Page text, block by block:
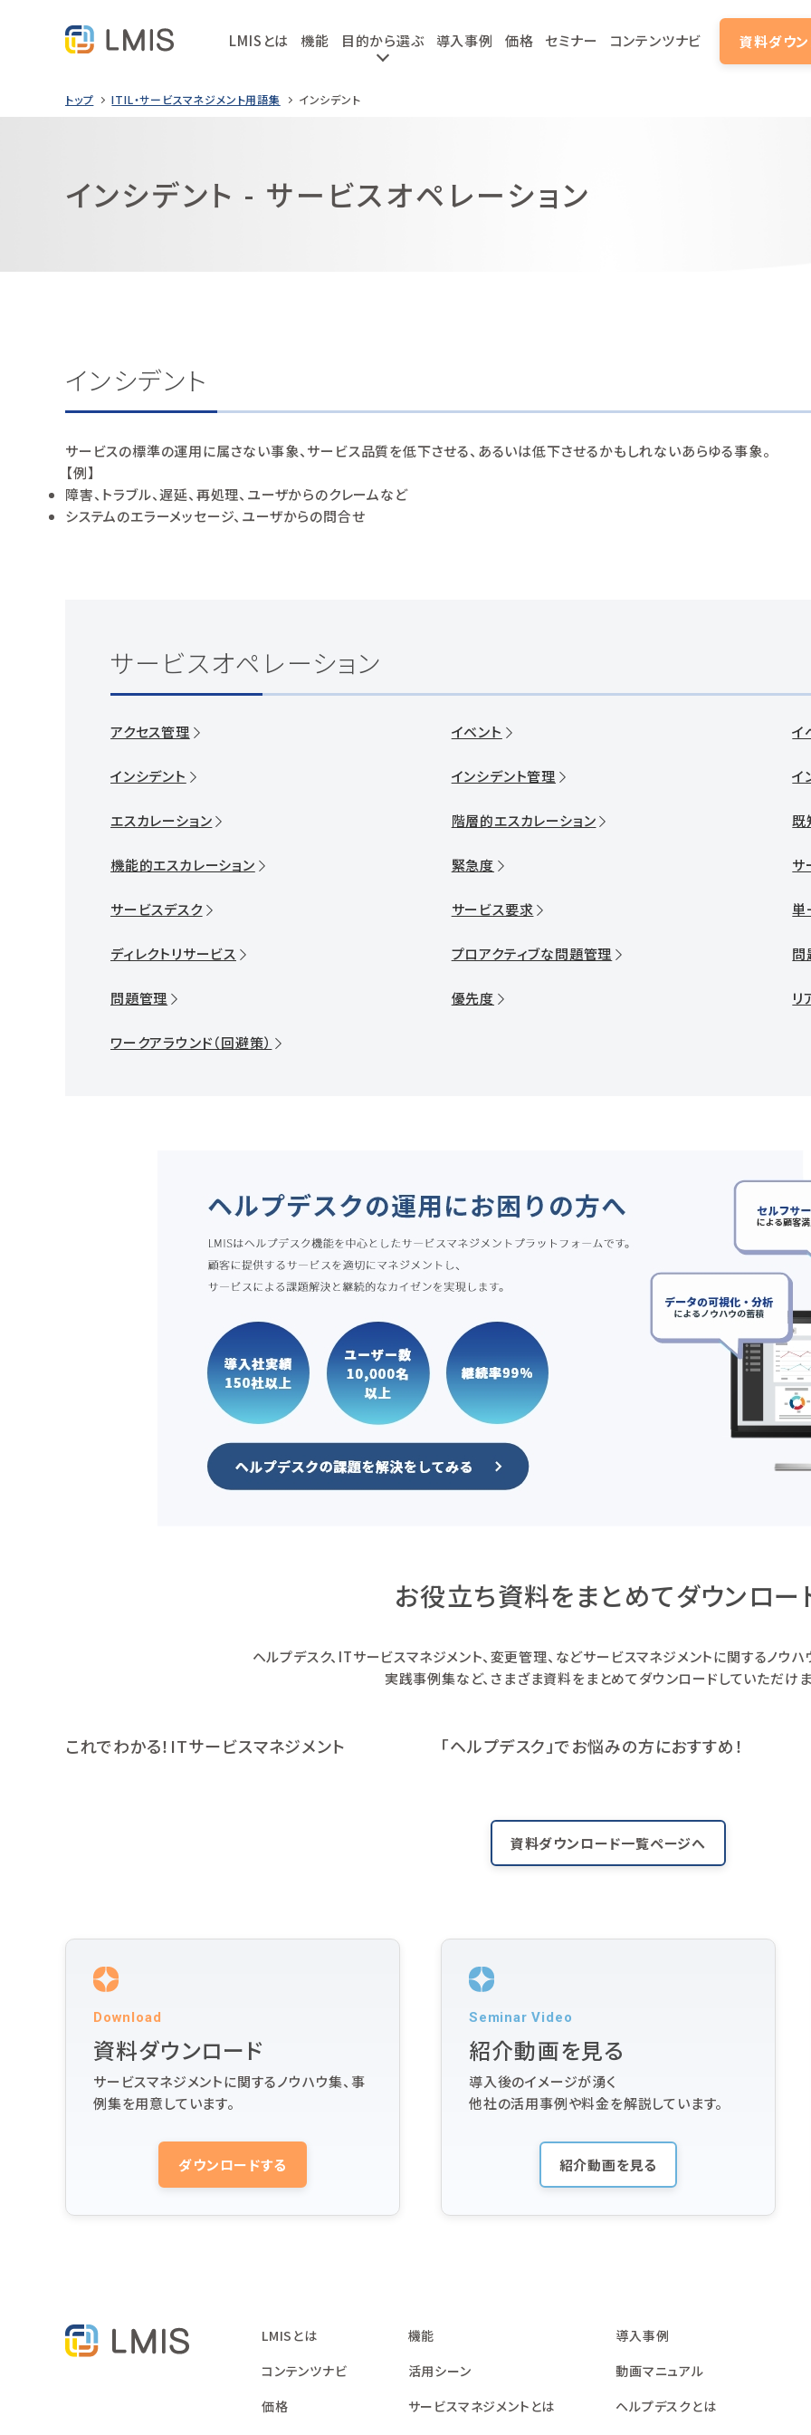
LMISとは 機能 目的から選ぶ 導入事例 価格 セミナー コンテンツナビ 資料ダウ
トップ ITIL・サービスマネジメント用語集 インシデント
インシデント - サービスオペレーション
インシデント
サービスの標準の運用に属さない事象、サービス品質を低下させる、あるいは低下させるかもしれないあらゆる事象。
【例】
障害、トラブル、遅延、再処理、ユーザからのクレームなど
システムのエラーメッセージ、ユーザからの問合せ
サービスオペレーション
アクセス管理 イベント イ
インシデント インシデント管理 イ
エスカレーション 階層的エスカレーション 既
機能的エスカレーション 緊急度 サ
サービスデスク サービス要求 単
ディレクトリサービス プロアクティブな問題管理 問
問題管理 優先度 リ
ワークアラウンド（回避策）
お役立ち資料をまとめてダウンロー
ヘルプデスク、ITサービスマネジメント、変更管理、などサービスマネジメントに関するノウ
実践事例集など、さまざま資料をまとめてダウンロードしていただけま
これでわかる！ITサービスマネジメント 「ヘルプデスク」でお悩みの方におすすめ！
資料ダウンロード一覧ページへ
Download
資料ダウンロード
サービスマネジメントに関するノウハウ集、事
例集を用意しています。
ダウンロードする
Seminar Video
紹介動画を見る
導入後のイメージが湧く
他社の活用事例や料金を解説しています。
紹介動画を見る
LMISとは
コンテンツナビ
価格
機能
活用シーン
サービスマネジメントとは
導入事例
動画マニュアル
ヘルプデスクとは